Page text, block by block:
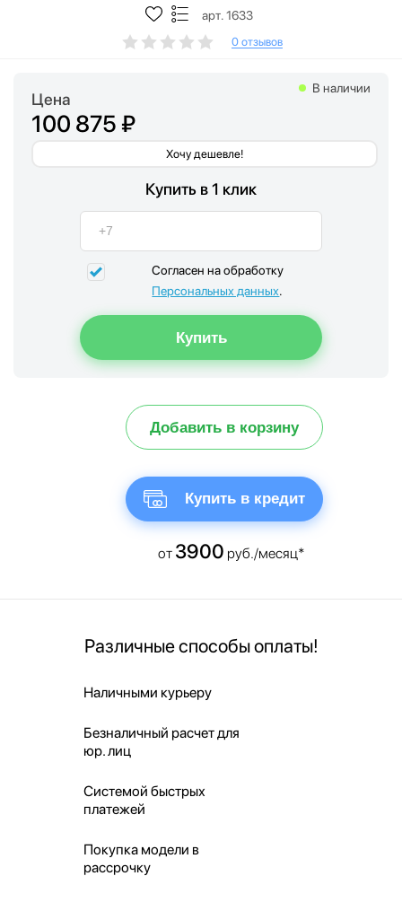
арт. 1633
0 отзывов
Цена
100 875 ₽
Хочу дешевле!
В наличии
Купить в 1 клик
Согласен на обработку
Персональных данных.
Добавить в корзину
Купить в кредит
от 3900 руб./месяц*
Различные способы оплаты!
Наличными курьеру
Безналичный расчет для
юр. лиц
Системой быстрых
платежей
Покупка модели в
рассрочку